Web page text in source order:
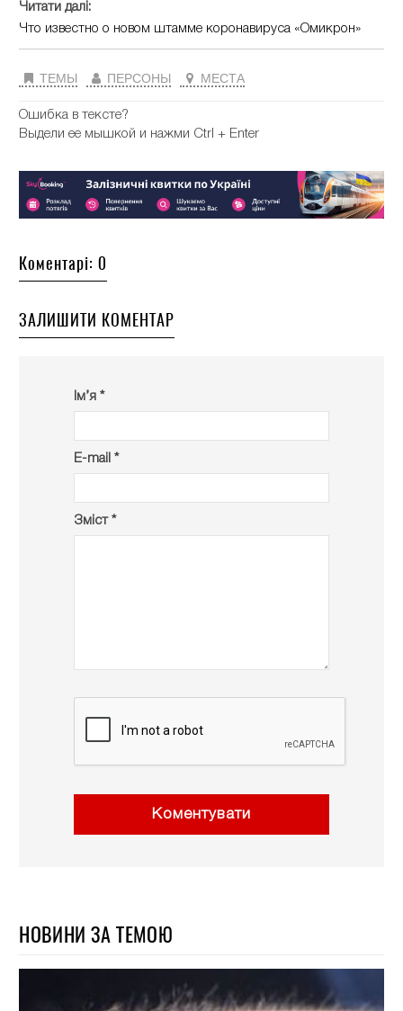
Читати далі:
Что известно о новом штамме коронавируса «Омикрон»
ТЕМЫ ПЕРСОНЫ МЕСТА
Ошибка в тексте?
Выдели ее мышкой и нажми Ctrl + Enter
Коментарі: 0
ЗАЛИШИТИ КОМЕНТАР
Ім’я *
E-mail *
Зміст *
Коментувати
НОВИНИ ЗА ТЕМОЮ